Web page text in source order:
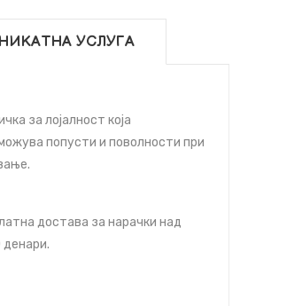
УСЛУГА
за лојалност која
попусти и поволности при
достава за нарачки над